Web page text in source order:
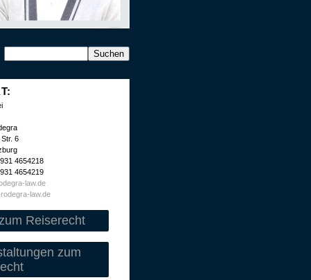
6
4654218
4654219
law.de
law.de
Reiserecht
zum